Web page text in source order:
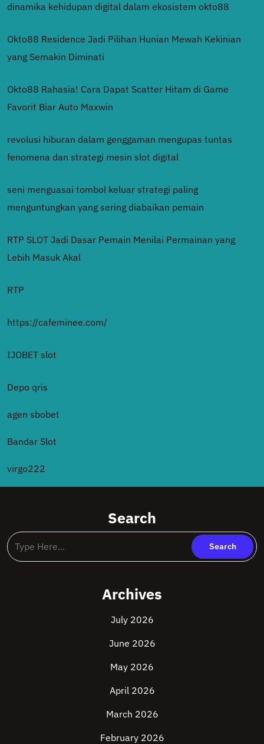
dinamika kehidupan digital dalam ekosistem okto88
Okto88 Residence Jadi Pilihan Hunian Mewah Kekinian
yang Semakin Diminati
Okto88 Rahasia! Cara Dapat Scatter Hitam di Game
Favorit Biar Auto Maxwin
revolusi hiburan dalam genggaman mengupas tuntas
fenomena dan strategi mesin slot digital
seni menguasai tombol keluar strategi paling
menguntungkan yang sering diabaikan pemain
RTP SLOT Jadi Dasar Pemain Menilai Permainan yang
Lebih Masuk Akal
RTP
https://cafeminee.com/
IJOBET slot
Depo qris
agen sbobet
Bandar Slot
virgo222
Search
Archives
July 2026
June 2026
May 2026
April 2026
March 2026
February 2026